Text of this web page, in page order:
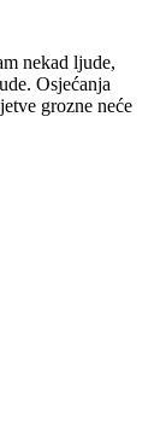
nekad ljude,
Osjećanja
grozne neće